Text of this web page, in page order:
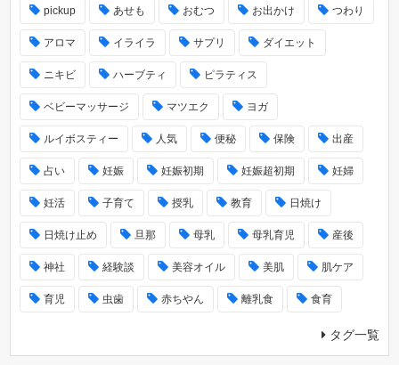
pickup あせも おむつ お出かけ つわり
アロマ イライラ サプリ ダイエット
ニキビ ハーブティ ピラティス
ベビーマッサージ マツエク ヨガ
ルイボスティー 人気 便秘 保険 出産
占い 妊娠 妊娠初期 妊娠超初期 妊婦
妊活 子育て 授乳 教育 日焼け
日焼け止め 旦那 母乳 母乳育児 産後
神社 経験談 美容オイル 美肌 肌ケア
育児 虫歯 赤ちやん 離乳食 食育
タグ一覧